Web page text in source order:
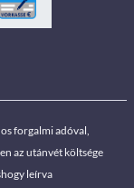
forgalmi adóval,
az utánvét költsége
leírva